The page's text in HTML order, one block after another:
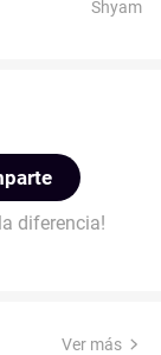
Shyam
diferencia!
Ver más